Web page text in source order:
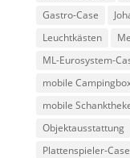
Gastro-Case
Leuchtkästen
ML-Eurosystem-
mobile
mobile
Objektausstattung
Plattenspieler-Case